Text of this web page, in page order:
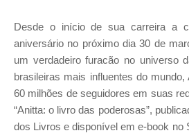
Desde o início de sua carreira a
aniversário no próximo dia 30 de
um verdadeiro furacão no universo
brasileiras mais influentes do
60 milhões de seguidores em suas
“Anitta: o livro das poderosas”,
dos Livros e disponível em e-book no